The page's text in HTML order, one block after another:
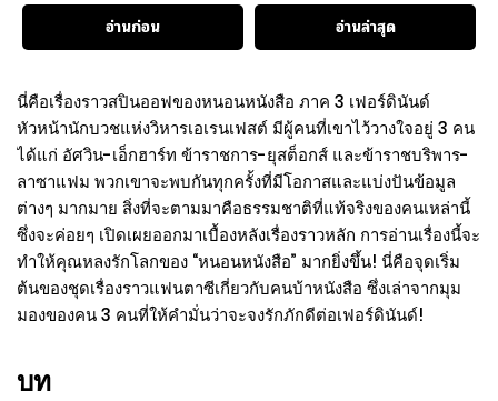
อ่านก่อน
อ่านล่าสุด
นี่คือเรื่องราวสปินออฟของหนอนหนังสือ ภาค 3 เฟอร์ดินันด์
หัวหน้านักบวชแห่งวิหารเอเรนเฟสต์ มีผู้คนที่เขาไว้วางใจอยู่ 3 คน
ได้แก่ อัศวิน-เอ็กฮาร์ท ข้าราชการ-ยุสต็อกส์ และข้าราชบริพาร-
ลาซาแฟม พวกเขาจะพบกันทุกครั้งที่มีโอกาสและแบ่งปันข้อมูล
ต่างๆ มากมาย สิ่งที่จะตามมาคือธรรมชาติที่แท้จริงของคนเหล่านี้
ซึ่งจะค่อยๆ เปิดเผยออกมาเบื้องหลังเรื่องราวหลัก การอ่านเรื่องนี้จะ
ทำให้คุณหลงรักโลกของ “หนอนหนังสือ” มากยิ่งขึ้น! นี่คือจุดเริ่ม
ต้นของชุดเรื่องราวแฟนตาซีเกี่ยวกับคนบ้าหนังสือ ซึ่งเล่าจากมุม
มองของคน 3 คนที่ให้คำมั่นว่าจะจงรักภักดีต่อเฟอร์ดินันด์!
บท